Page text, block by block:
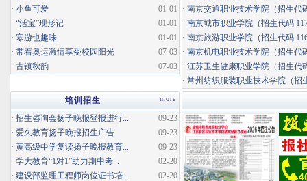
· 南京交通职业技术学院（招生代
· 南京城市职业学院（招生代码
· 南京旅游职业学院（招生代码
· 南京机电职业技术学院（招生代
· 江苏卫生健康职业学院（招生代
· 常州纺织服装职业技术学院（招
01-01
· 小鱼可爱
01-01
· “活宝”现形记
01-01
· 寒游也趣味
07-03
· 带着奥运激情享受校园阳光
07-03
· 古镇秋韵
more
培训招生
09-23
· 招生咨询会扬子晚报登报进行...
09-23
· 爱久教育扬子晚报招生广告
09-23
· 黄高级中学复读扬子晚报教育...
02-20
· 学大教育“1对1”助力期中考...
02-20
· 建设部监理工程师岗位证书培...